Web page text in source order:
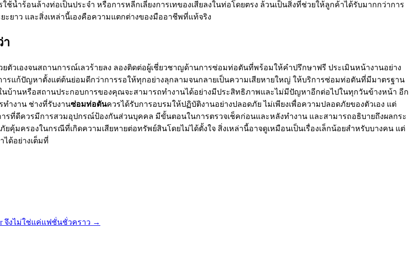
น้ำร้อนล้างท่อเป็นประจำ หรือการหลีกเลี่ยงการเทของเสียลงในท่อโดยตรง ล้วนเป็นสิ่งที่ช่วยให้ลูกค้าได้รับมากกว่าการ
ยาว และสิ่งเหล่านี้เองคือความแตกต่างของมืออาชีพที่แท้จริง
า
วเองจนสถานการณ์เลวร้ายลง ลองติดต่อผู้เชี่ยวชาญด้านการซ่อมท่อตันที่พร้อมให้คำปรึกษาฟรี ประเมินหน้างานอย่าง
ารแก้ปัญหาตั้งแต่ต้นย่อมดีกว่าการรอให้ทุกอย่างลุกลามจนกลายเป็นความเสียหายใหญ่ ให้บริการซ่อมท่อตันที่มีมาตรฐาน
บ้านหรือสถานประกอบการของคุณจะสามารถทำงานได้อย่างมีประสิทธิภาพและไม่มีปัญหาอีกต่อไปในทุกวันข้างหน้า อีก
ำงาน ช่างที่รับงานซ่อมท่อตันควรได้รับการอบรมให้ปฏิบัติงานอย่างปลอดภัย ไม่เพียงเพื่อความปลอดภัยของตัวเอง แต่
ที่ดีควรมีการสวมอุปกรณ์ป้องกันส่วนบุคคล มีขั้นตอนในการตรวจเช็คก่อนและหลังทำงาน และสามารถอธิบายถึงผลกระ
มครองในกรณีที่เกิดความเสียหายต่อทรัพย์สินโดยไม่ได้ตั้งใจ สิ่งเหล่านี้อาจดูเหมือนเป็นเรื่องเล็กน้อยสำหรับบางคน แต่
ด้อย่างเต็มที่
จึงไม่ใช่แค่แฟชั่นชั่วคราว →